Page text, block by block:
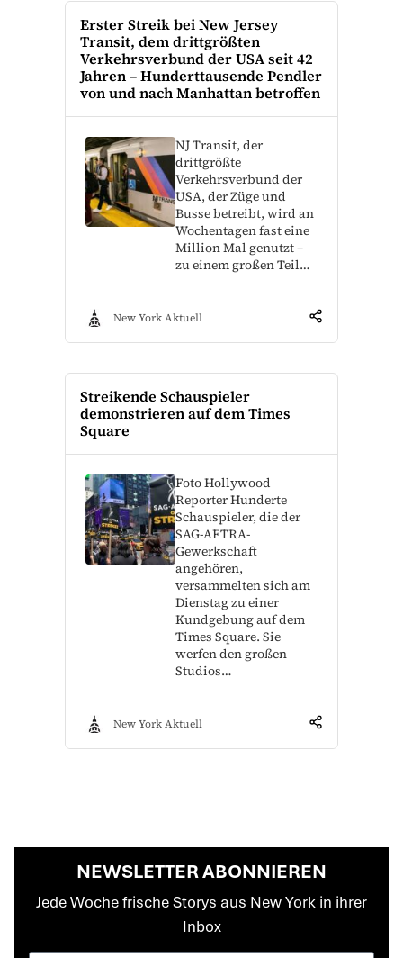
Erster Streik bei New Jersey
Transit, dem drittgrößten
Verkehrsverbund der USA seit 42
Jahren – Hunderttausende Pendler
von und nach Manhattan betroffen
NJ Transit, der
drittgrößte
Verkehrsverbund der
USA, der Züge und
Busse betreibt, wird an
Wochentagen fast eine
Million Mal genutzt –
zu einem großen Teil…
New York Aktuell
Streikende Schauspieler
demonstrieren auf dem Times
Square
Foto Hollywood
Reporter Hunderte
Schauspieler, die der
SAG-AFTRA-
Gewerkschaft
angehören,
versammelten sich am
Dienstag zu einer
Kundgebung auf dem
Times Square. Sie
werfen den großen
Studios…
New York Aktuell
NEWSLETTER ABONNIEREN
Jede Woche frische Storys aus New York in ihrer
Inbox